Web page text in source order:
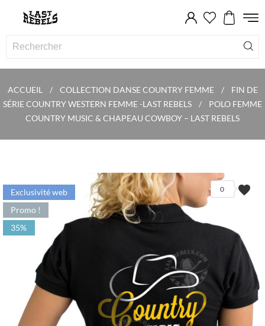
ACCUEIL COLLECTION DANSE COUNTRY FEMME
FIN DE
SÉRIE COUNTRY WESTERN FEMME -LAST REBELS
POLO FEMME
COUNTRY MUSIC & CHAPEAU COWBOY – LAST REBELS
favorite
0
Exclusivité web
Promo !
35%